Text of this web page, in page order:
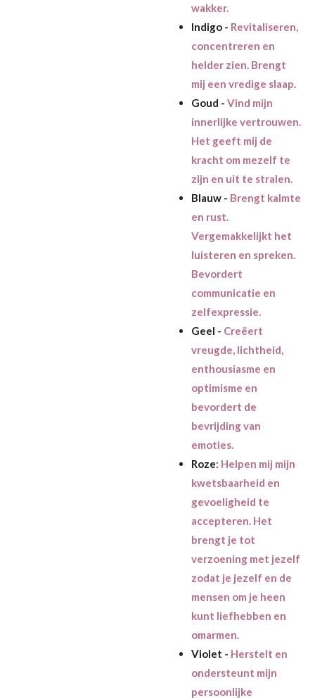
wakker.
Indigo - Revitaliseren,
concentreren en
helder zien. Brengt
mij een vredige slaap.
Goud - Vind mijn
innerlijke vertrouwen.
Het geeft mij de
kracht om mezelf te
zijn en uit te stralen.
Blauw - Brengt kalmte
en rust.
Vergemakkelijkt het
luisteren en spreken.
Bevordert
communicatie en
zelfexpressie.
Geel - Creëert
vreugde, lichtheid,
enthousiasme en
optimisme en
bevordert de
bevrijding van
emoties.
Roze: Helpen mij mijn
kwetsbaarheid en
gevoeligheid te
accepteren. Het
brengt je tot
verzoening met jezelf
zodat je jezelf en de
mensen om je heen
kunt liefhebben en
omarmen.
Violet - Herstelt en
ondersteunt mijn
persoonlijke